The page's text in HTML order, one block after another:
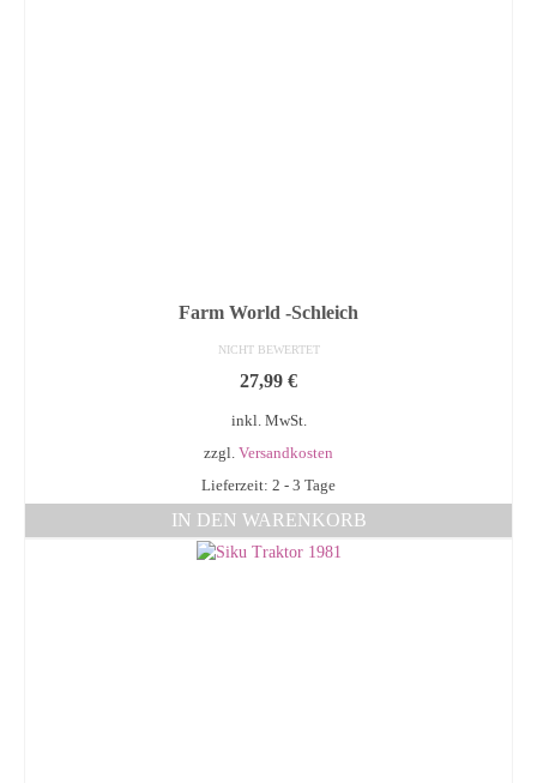
Farm World -Schleich
NICHT BEWERTET
27,99 €
inkl. MwSt.
zzgl. Versandkosten
Lieferzeit: 2 - 3 Tage
IN DEN WARENKORB